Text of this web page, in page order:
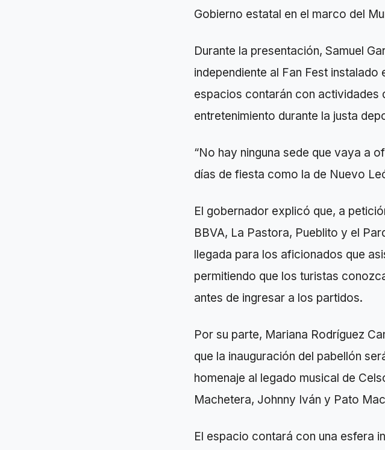
Gobierno estatal en el marco del
Durante la presentación, Samuel
independiente al Fan Fest
espacios contarán con actividades
entretenimiento durante la justa
“No hay ninguna sede que vaya a
días de fiesta como la de Nuevo
El gobernador explicó que, a
BBVA, La Pastora, Pueblito y el
llegada para los aficionados que
permitiendo que los turistas
antes de ingresar a los partidos.
Por su parte, Mariana Rodríguez
que la inauguración del pabellón
homenaje al legado musical de
Machetera, Johnny Iván y Pato
El espacio contará con una esfera